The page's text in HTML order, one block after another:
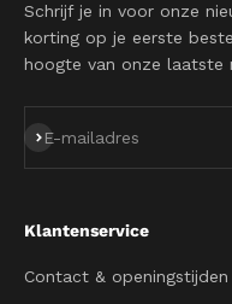
Schrijf je in voor onze
korting op je eerste
hoogte van onze laatste
E-mailadres
Abonneren
Klantenservice
Contact & openingstijden